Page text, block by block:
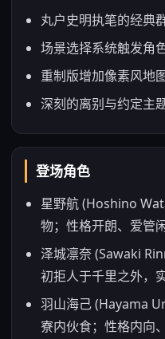
丸户史明执笔的经典
场景选择系统触发角
重制版增加像素风地
深刻的离别与约定主
登场角色
星野航 (Hoshino
物；性格开朗、爱管
泽城凛奈 (Sawaki
初拒人于千里之外，
羽山海己 (Hayama
寮内伙食；性格内向